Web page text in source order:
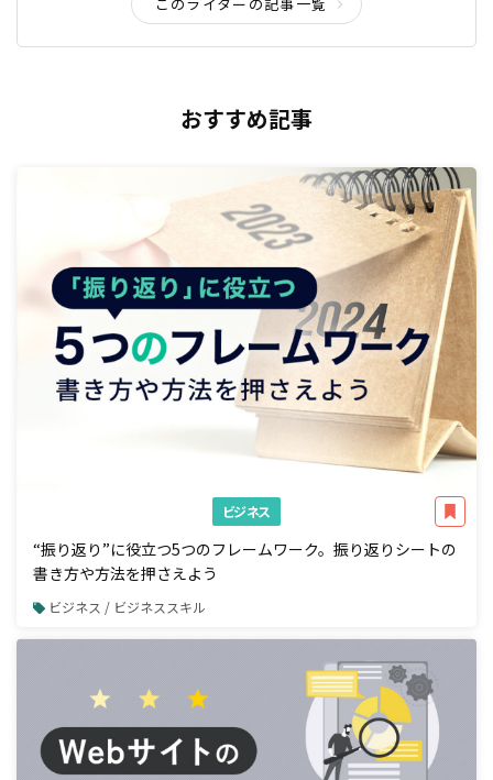
おすすめ記事
ビジネス
“振り返り”に役立つ5つのフレームワーク。振り返りシートの
書き方や方法を押さえよう
ビジネス / ビジネススキル